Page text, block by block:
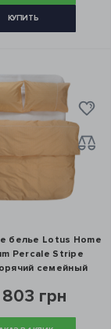
КУПИТЬ
белье Lotus Home
Percale Stripe
семейный
803 грн